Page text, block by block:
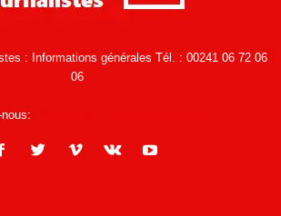
: Informations générales Tél. : 00241 06 72 06
06